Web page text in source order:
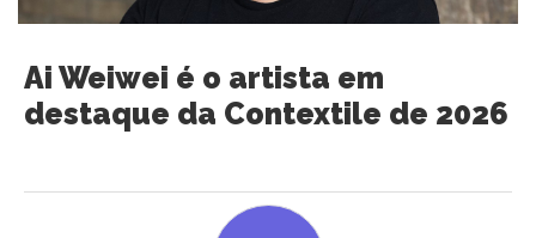
Ai Weiwei é o artista em
destaque da Contextile de 2026